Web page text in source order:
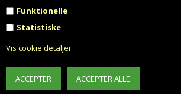
Funktionelle
Statistiske
Vis cookie detaljer
Fortrydelsesret
Fortryd aftale
Fragt fra 0,- !